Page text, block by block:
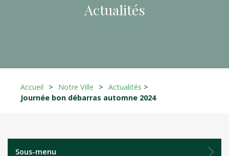
Actualités
Accueil > Notre Ville > Actualités >
Journée bon débarras automne 2024
Sous-menu